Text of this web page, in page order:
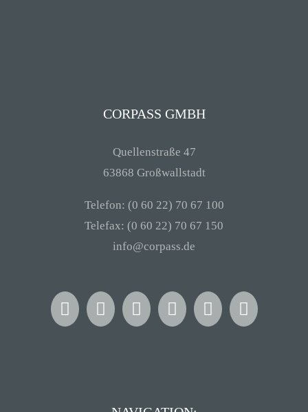
CORPASS GMBH
Quellenstraße 47
63868 Großwallstadt
Telefon: (0 60 22) 70 67 100
Telefax: (0 60 22) 70 67 150
info@corpass.de